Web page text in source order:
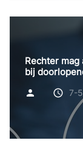
Rechter
bij
7-